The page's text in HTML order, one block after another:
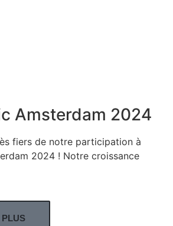
Amsterdam 2024
fiers de notre participation à
2024 ! Notre croissance
PLUS